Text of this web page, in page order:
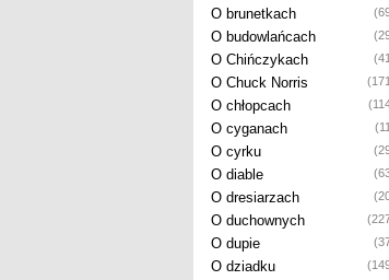
O brunetkach
O budowlańcach
O Chińczykach
O Chuck Norris
O chłopcach
O cyganach
O cyrku
O diable
O dresiarzach
O duchownych
O dupie
O dziadku